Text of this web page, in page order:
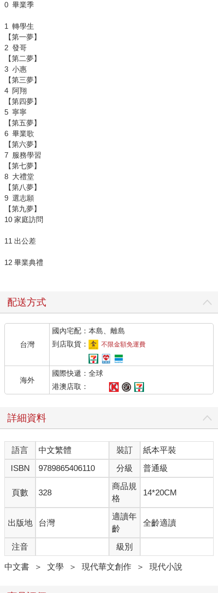
0 畢業季
1 轉學生
【第一夢】
2 發哥
【第二夢】
3 小惠
【第三夢】
4 阿翔
【第四夢】
5 寧寧
【第五夢】
6 畢業歌
【第六夢】
7 服務學習
【第七夢】
8 大禮堂
【第八夢】
9 選志願
【第九夢】
10 家庭訪問
11 出公差
12 畢業典禮
配送方式
台灣
國內宅配：本島、離島
到店取貨：
不限金額免運費
海外
國際快遞：全球
港澳店取：
詳細資料
語言 中文繁體 裝訂
紙本平裝
ISBN
9789865406110 分級 普通級
頁數 328
商品規
格
14*20CM
出版地 台灣
適讀年
齡
全齡適讀
注音 級別
中文書 ＞ 文學 ＞ 現代華文創作 ＞ 現代小說